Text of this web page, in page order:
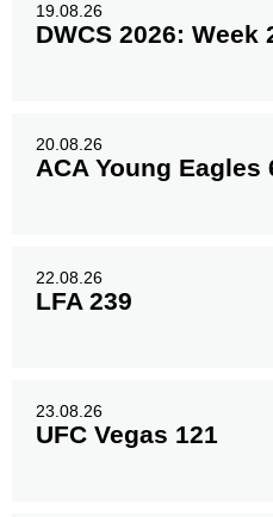
19.08.26
DWCS 2026: Week
20.08.26
ACA Young Eagles
22.08.26
LFA 239
23.08.26
UFC Vegas 121